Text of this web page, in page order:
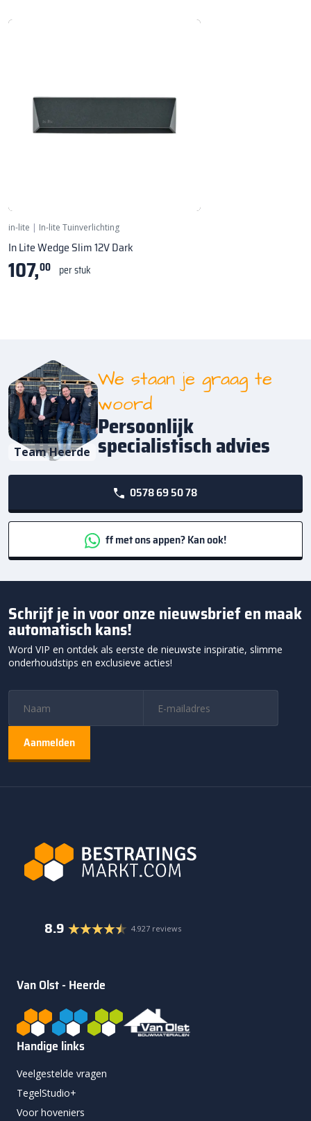
in-lite | In-lite Tuinverlichting
In Lite Wedge Slim 12V Dark
107,00 per stuk
Team Heerde
We staan je graag te
woord
Persoonlijk
specialistisch advies
0578 69 50 78
ff met ons appen? Kan ook!
Schrijf je in voor onze nieuwsbrief en maak
automatisch kans!
Word VIP en ontdek als eerste de nieuwste inspiratie, slimme
onderhoudstips en exclusieve acties!
8.9 4.927 reviews
Van Olst - Heerde
Handige links
Veelgestelde vragen
TegelStudio+
Voor hoveniers